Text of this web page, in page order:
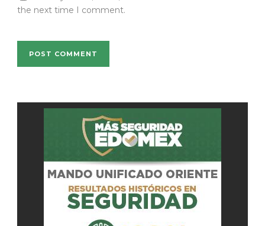
the next time I comment.